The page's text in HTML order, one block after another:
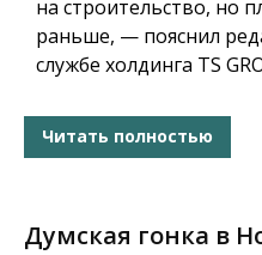
на строительство, но
раньше, — пояснил
службе холдинга TS
Читать полностью
Думская гонка в